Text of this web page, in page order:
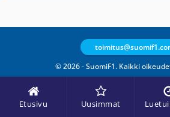
Etusivu Uusimmat
© 2026 - SuomiF1. Kaikki